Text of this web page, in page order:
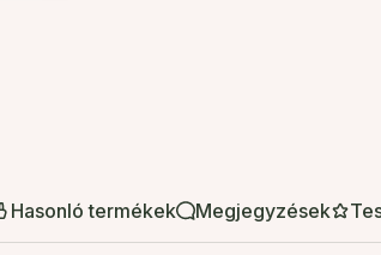
Hasonló termékek Megjegyzések